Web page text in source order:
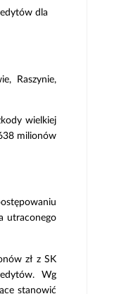
dla
Raszynie,
wielkiej
milionów
utraconego
zł z SK
Wg
stanowić